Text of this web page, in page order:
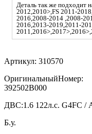
Деталь так же подходит
2012,2010>,FS 2011-
2016,2008-2014 ,2008-
2016,2013-2019,2011-
Артикул: 310570
ОригинальныйНомер:
392502B000
ДВС:1.6 122л.с. G4FC
Б.у.